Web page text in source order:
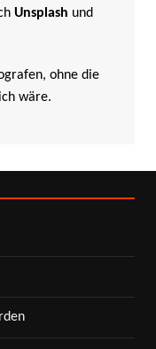
Unsplash und
ohne die
wäre.